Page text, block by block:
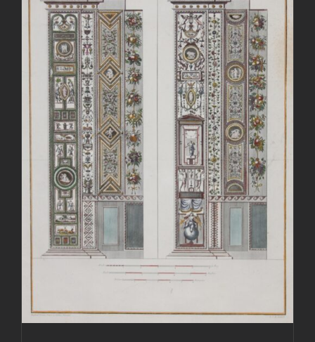
AGGIUNGI AL CARRELLO / DETTAGLI